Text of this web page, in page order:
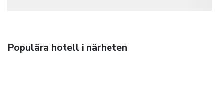
Populära hotell i närheten